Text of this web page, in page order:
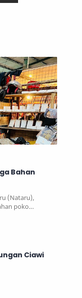
Bahan
(Nataru),
poko…
Ciawi